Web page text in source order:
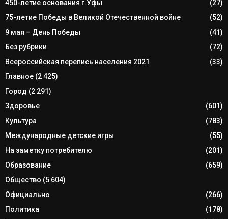
450-летие основания г.Уфы
(27)
75-летие Победы в Великой Отечественной войне
(52)
9 мая – День Победы
(41)
Без рубрики
(72)
Всероссийская перепись населения 2021
(33)
Главное (2 425)
Город (2 291)
Здоровье
(601)
Культура
(783)
Международные детские игры
(55)
На заметку потребителю
(201)
Образование
(659)
Общество (5 604)
Официально
(266)
Политика
(178)